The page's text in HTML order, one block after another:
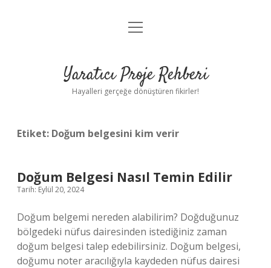
Anasayfa
Yasal Uyarı
menüyü
Yaratıcı Proje Rehberi
Hayalleri gerçeğe dönüştüren fikirler!
Etiket: Doğum belgesini kim verir
Doğum Belgesi Nasıl Temin Edilir
Tarih: Eylül 20, 2024
Doğum belgemi nereden alabilirim? Doğduğunuz
bölgedeki nüfus dairesinden istediğiniz zaman
doğum belgesi talep edebilirsiniz. Doğum belgesi,
doğumu noter aracılığıyla kaydeden nüfus dairesi